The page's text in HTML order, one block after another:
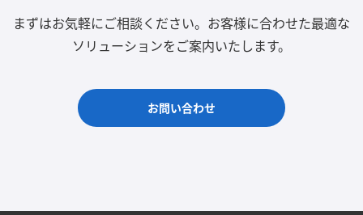
まずはお気軽にご相談ください。 お客様に合わせた最適な
ソリューションをご案内いたします。
お問い合わせ